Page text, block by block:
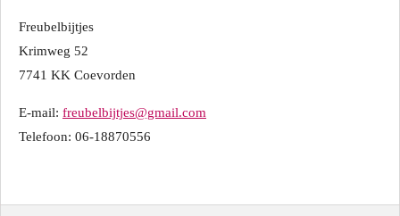
Freubelbijtjes
Krimweg 52
7741 KK Coevorden
E-mail: freubelbijtjes@gmail.com
Telefoon: 06-18870556